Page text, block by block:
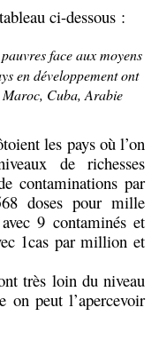
ci-dessous :
face aux moyens
en développement ont
Cuba, Arabie
les pays où l’on
de richesses
contaminations par
doses pour mille
9 contaminés et
1cas par million et
très loin du niveau
on peut l’apercevoir